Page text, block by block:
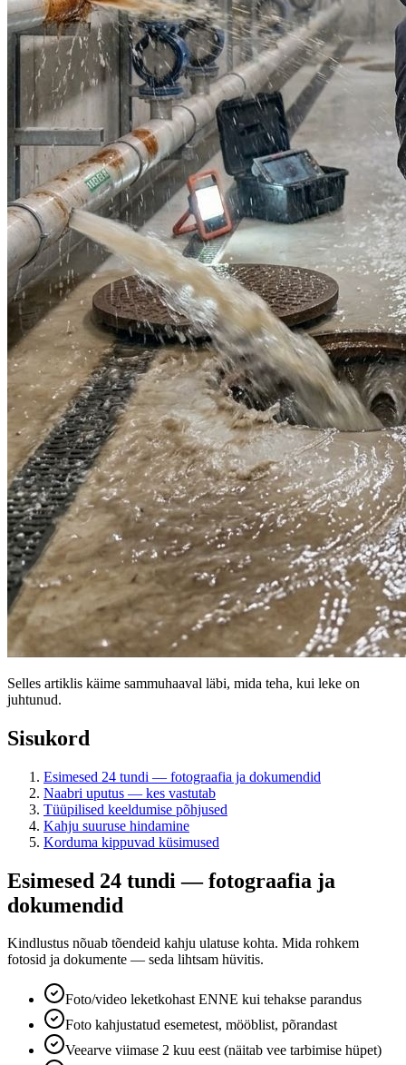
Selles artiklis käime sammuhaaval läbi, mida teha, kui leke on
juhtunud.
Sisukord
Esimesed 24 tundi — fotograafia ja dokumendid
Naabri uputus — kes vastutab
Tüüpilised keeldumise põhjused
Kahju suuruse hindamine
Korduma kippuvad küsimused
Esimesed 24 tundi — fotograafia ja
dokumendid
Kindlustus nõuab tõendeid kahju ulatuse kohta. Mida rohkem
fotosid ja dokumente — seda lihtsam hüvitis.
Foto/video leketkohast ENNE kui tehakse parandus
Foto kahjustatud esemetest, mööblist, põrandast
Veearve viimase 2 kuu eest (näitab vee tarbimise hüpet)